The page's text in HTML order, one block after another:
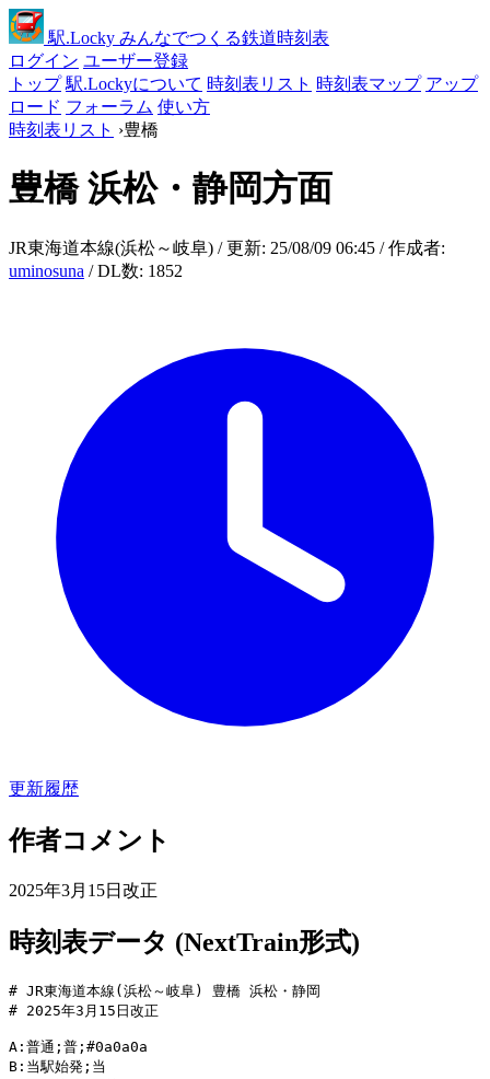
駅.Locky みんなでつくる鉄道時刻表
ログイン ユーザー登録
トップ 駅.Lockyについて 時刻表リスト 時刻表マップ アップ
ロード フォーラム 使い方
時刻表リスト ›豊橋
豊橋浜松・静岡方面
JR東海道本線(浜松～岐阜) / 更新: 25/08/09 06:45 / 作成者:
uminosuna / DL数: 1852
更新履歴
作者コメント
2025年3月15日改正
時刻表データ (NextTrain形式)
# JR東海道本線(浜松～岐阜) 豊橋 浜松・静岡
# 2025年3月15日改正
A:普通;普;#0a0a0a
B:当駅始発;当